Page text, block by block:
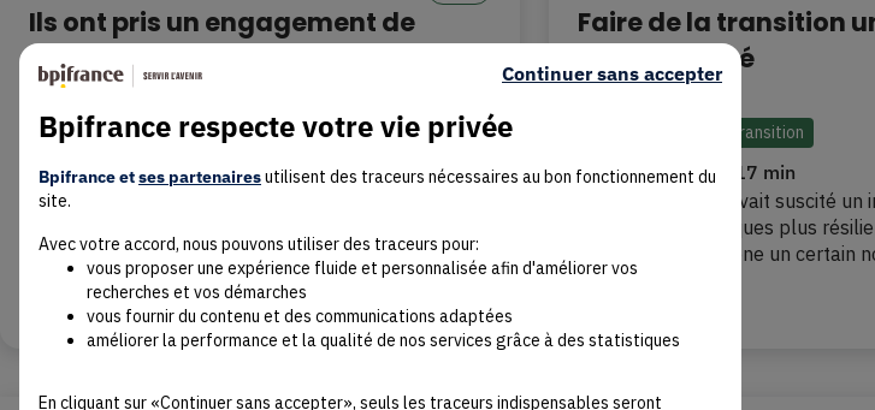
Ils ont pris un engagement de
transition RSE à Jour E. Deux ans
après, où en sont ces entreprises ?
#engagement #transition
Le 21/05/2026
4 min
Lors de l’édition de Jour E 2024 à Nantes, ces
RSE face caméra, avec l’envie d’aller plus loin dans
leurs objectifs. Le rendez-vous était fixé. Deux ans
plus tard, au lendemain de Jour E 2026 (Marseille),
nous sommes retournés les voir. Résultats : mitigés
Faire de la transition
compétitivité
#transition
Le 18/09/2025
17 min
La crise sanitaire avait suscité
modèles économiques plus
le devant de la scène un certain
environnementaux. Cependant,
mois maintenant, nous assistons
semble être un recul par rapport
Bpifrance respecte votre vie privée
Bpifrance etses partenairesutilisent des traceurs nécessaires au bon fonctionnement du
site.
Avec votre accord, nous pouvons utiliser des traceurs pour:
vous proposer une expérience fluide et personnalisée afin d'améliorer vos
recherches et vos démarches
vous fournir du contenu et des communications adaptées
améliorer la performance et la qualité de nos services grâce à des statistiques
En cliquant sur «Continuer sans accepter», seuls les traceurs indispensables seront
Continuer sans accepter